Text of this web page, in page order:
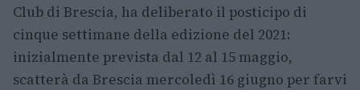
Club di Brescia, ha deliberato il posticipo di
cinque settimane della edizione del 2021:
inizialmente prevista dal 12 al 15 maggio,
scatterà da Brescia mercoledì 16 giugno per farvi